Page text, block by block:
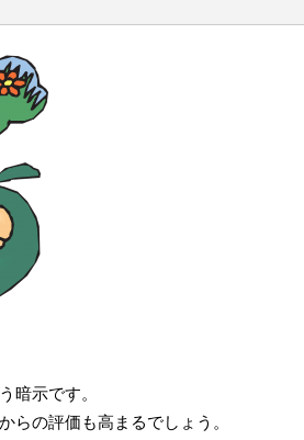
暗示です。
らの評価も高まるでしょう。